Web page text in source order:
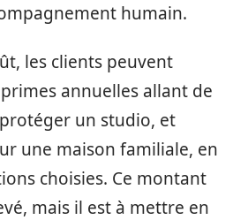
humain.
les clients peuvent
primes annuelles allant de
un studio, et
une maison familiale, en
choisies. Ce montant
mais il est à mettre en